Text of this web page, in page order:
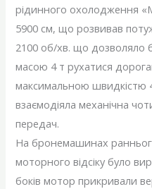
рідинного охолодження
5900 см, що розвивав
2100 об/хв. що дозволяло
масою 4 т рухатися
максимальною швидкістю
взаємодіяла механічна
передач.
На бронемашинах
моторного відсіку було
боків мотор прикривали